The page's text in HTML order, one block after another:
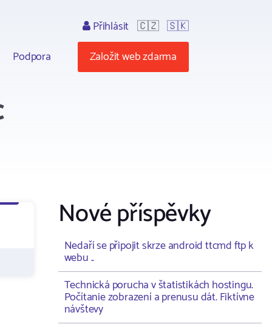
Podpora
Přihlásit 🇨🇿 🇸🇰
Založit web zdarma
Nové příspěvky
Nedaří se připojit skrze android ttcmd ftp k
webu ..
Technická porucha v štatistikách hostingu.
Počítanie zobrazení a prenusu dát. Fiktívne
návštevy